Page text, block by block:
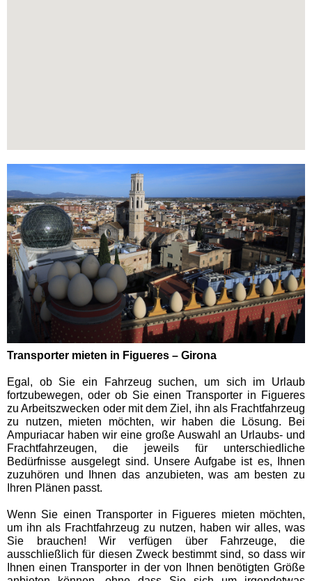
Transporter mieten in Figueres – Girona
Egal, ob Sie ein Fahrzeug suchen, um sich im Urlaub
fortzubewegen, oder ob Sie einen Transporter in Figueres
zu Arbeitszwecken oder mit dem Ziel, ihn als Frachtfahrzeug
zu nutzen, mieten möchten, wir haben die Lösung. Bei
Ampuriacar haben wir eine große Auswahl an Urlaubs- und
Frachtfahrzeugen, die jeweils für unterschiedliche
Bedürfnisse ausgelegt sind. Unsere Aufgabe ist es, Ihnen
zuzuhören und Ihnen das anzubieten, was am besten zu
Ihren Plänen passt.
Wenn Sie einen Transporter in Figueres mieten möchten,
um ihn als Frachtfahrzeug zu nutzen, haben wir alles, was
Sie brauchen! Wir verfügen über Fahrzeuge, die
ausschließlich für diesen Zweck bestimmt sind, so dass wir
Ihnen einen Transporter in der von Ihnen benötigten Größe